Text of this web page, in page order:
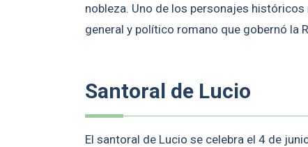
nobleza. Uno de los personajes
general y político romano que gobernó la
Santoral de Lucio
El santoral de Lucio se celebra el 4 de